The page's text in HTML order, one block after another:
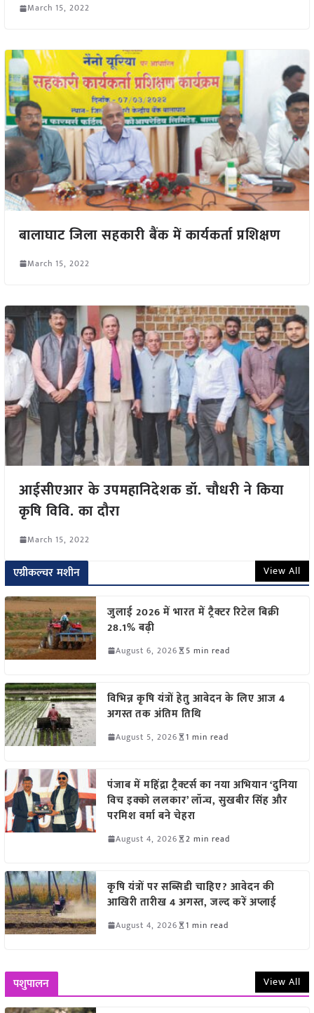
March 15, 2022
बालाघाट जिला सहकारी बैंक में कार्यकर्ता प्रशिक्षण
March 15, 2022
आईसीएआर के उपमहानिदेशक डॉ. चौधरी ने किया
कृषि विवि. का दौरा
March 15, 2022
एग्रीकल्चर मशीन View All
जुलाई 2026 में भारत में ट्रैक्टर रिटेल बिक्री
28.1% बढ़ी
August 6, 2026 5 min read
विभिन्न कृषि यंत्रों हेतु आवेदन के लिए आज 4
अगस्त तक अंतिम तिथि
August 5, 2026 1 min read
पंजाब में महिंद्रा ट्रैक्टर्स का नया अभियान ‘दुनिया
विच इक्को ललकार’ लॉन्च, सुखबीर सिंह और
परमिश वर्मा बने चेहरा
August 4, 2026 2 min read
कृषि यंत्रों पर सब्सिडी चाहिए? आवेदन की
आखिरी तारीख 4 अगस्त, जल्द करें अप्लाई
August 4, 2026 1 min read
पशुपालन View All